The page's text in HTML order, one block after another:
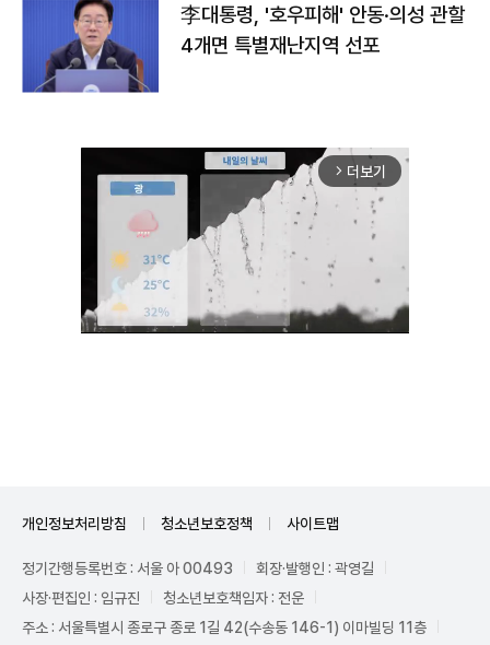
李대통령, '호우피해' 안동·의성 관할
4개면 특별재난지역 선포
arrow_forward_ios 더보기
개인정보처리방침 청소년보호정책 사이트맵
정기간행등록번호 : 서울 아 00493
회장·발행인 : 곽영길
사장·편집인 : 임규진
청소년보호책임자 : 전운
주소 : 서울특별시 종로구 종로 1길 42(수송동 146-1) 이마빌딩 11층